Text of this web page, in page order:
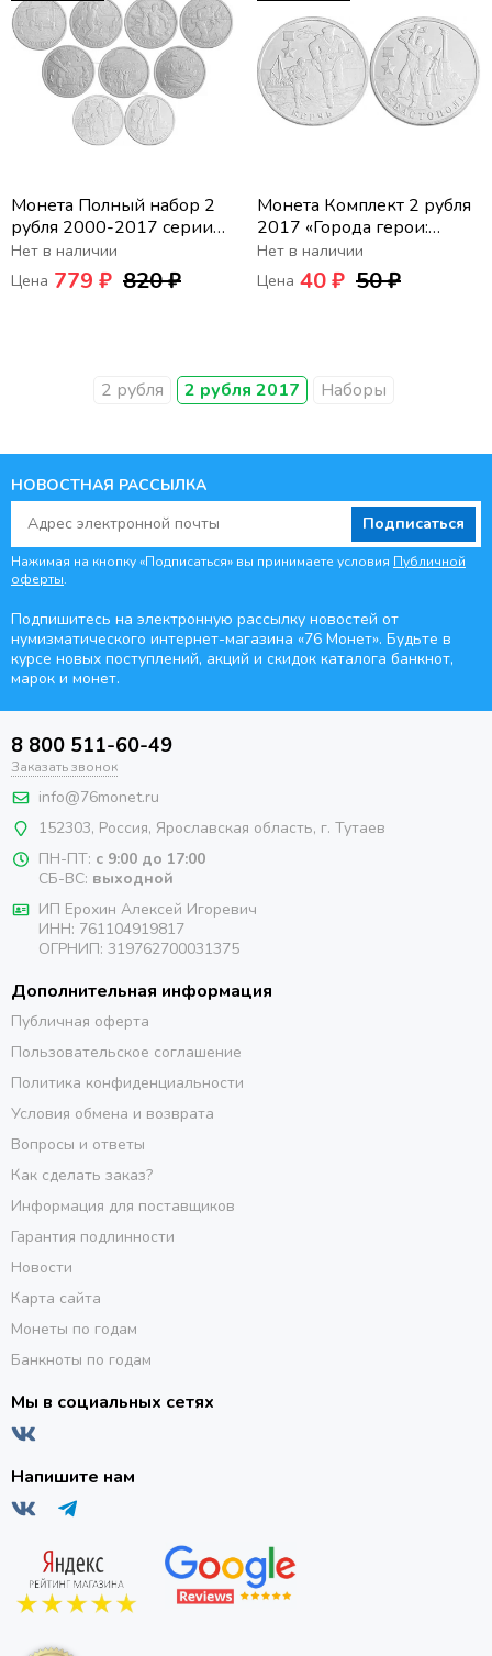
Монета Полный набор 2
рубля 2000-2017 серии
«Города герои» (9 шт)
Нет в наличии
Цена 779 ₽ 820 ₽
Монета Комплект 2 рубля
2017 «Города герои:
Керчь и Севастополь» (2
шт)
Нет в наличии
Цена 40 ₽ 50 ₽
2 рубля 2 рубля 2017 Наборы
НОВОСТНАЯ РАССЫЛКА
Подписаться
Нажимая на кнопку «Подписаться» вы принимаете условия Публичной
оферты.
Подпишитесь на электронную рассылку новостей от
нумизматического интернет-магазина «76 Монет». Будьте в
курсе новых поступлений, акций и скидок каталога банкнот,
марок и монет.
8 800 511-60-49
Заказать звонок
info@76monet.ru
152303, Россия, Ярославская область, г. Тутаев
ПН-ПТ: с 9:00 до 17:00
СБ-ВС: выходной
ИП Ерохин Алексей Игоревич
ИНН: 761104919817
ОГРНИП: 319762700031375
Дополнительная информация
Публичная оферта
Пользовательское соглашение
Политика конфиденциальности
Условия обмена и возврата
Вопросы и ответы
Как сделать заказ?
Информация для поставщиков
Гарантия подлинности
Новости
Карта сайта
Монеты по годам
Банкноты по годам
Мы в социальных сетях
Напишите нам